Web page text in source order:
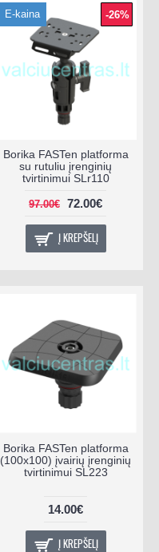
-26%
E-kaina
Borika FASTen platforma
su rutuliu įrenginių
tvirtinimui SLr110
97.00€ 72.00€
Į KREPŠELĮ
Borika FASTen platforma
(100x100) įvairių įrenginių
tvirtinimui SL223
14.00€
Į KREPŠELĮ